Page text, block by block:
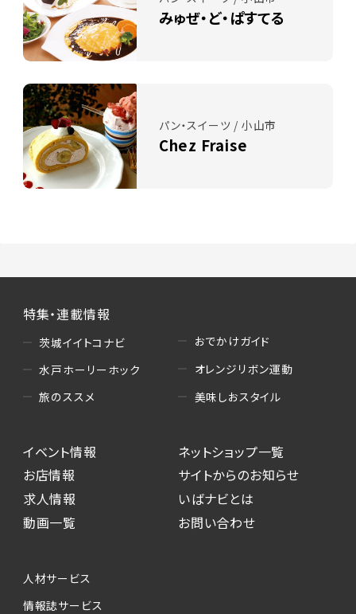
みゅぜ・ど・ぱすてる
パン・スイーツ / 小山市
Chez Fraise
特集・連載情報
茨城イイトコナビ
水戸ホーリーホック
旅のススメ
おでかけガイド
オレンジリボン運動
美味しおスタイル
イベント情報
お店情報
求人情報
動画一覧
ネットショップ一覧
サイトからのお知らせ
いばナビとは
お問い合わせ
人材サービス
情報誌サービス